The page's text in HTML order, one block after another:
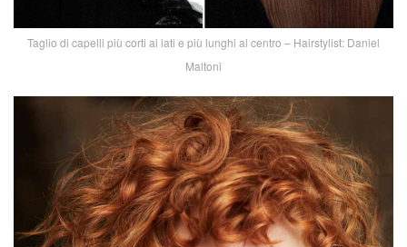
Taglio di capelli più corti ai lati e più lunghi al centro – Hairstylist: Daniel
Maltoni